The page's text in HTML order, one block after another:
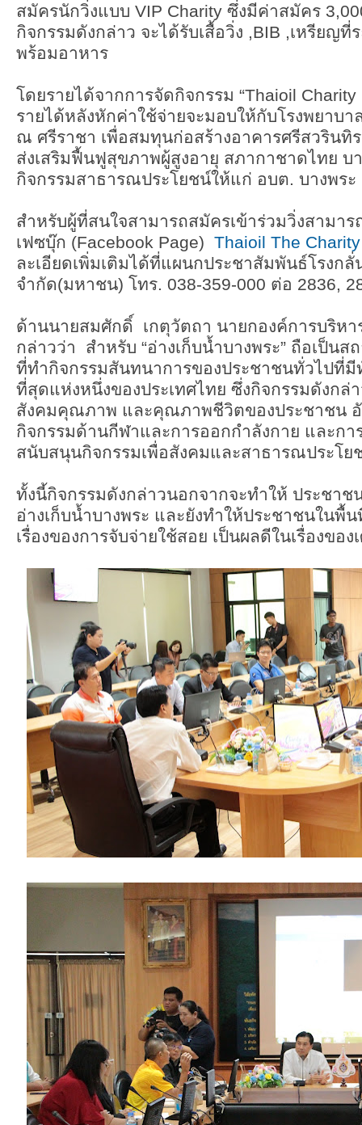
สมัครนักวิ่งแบบ VIP Charity ซึ่งมีค่าสมัคร
กิจกรรมดังกล่าว จะได้รับเสื้อวิ่ง ,BIB ,เหรียญ
พร้อมอาหาร
โดยรายได้จากการจัดกิจกรรม “Thaioil Charity
รายได้หลังหักค่าใช้จ่ายจะมอบให้กับโรงพยาบา
ณ ศรีราชา เพื่อสมทุนก่อสร้างอาคารศรีสวริน
ส่งเสริมฟื้นฟูสุขภาพผู้สูงอายุ สภากาชาดไทย บ
กิจกรรมสาธารณประโยชน์ให้แก่ อบต. บางพระ
สำหรับผู้ที่สนใจสามารถสมัครเข้าร่วมวิ่งสามา
เฟซบุ๊ก (Facebook Page) Thaioil The
ละเอียดเพิ่มเติมได้ที่แผนกประชาสัมพันธ์โรงก
จำกัด(มหาชน) โทร. 038-359-000 ต่อ 2836,
ด้านนายสมศักดิ์ เกตุวัตถา นายกองค์การบริห
กล่าวว่า สำหรับ “อ่างเก็บน้ำบางพระ” ถือเป็น
ที่ทำกิจกรรมสันทนาการของประชาชนทั่วไปที่
ที่สุดแห่งหนึ่งของประเทศไทย ซึ่งกิจกรรมดังกล่า
สังคมคุณภาพ และคุณภาพชีวิตของประชาชน
กิจกรรมด้านกีฬาและการออกกำลังกาย และกา
สนับสนุนกิจกรรมเพื่อสังคมและสาธารณประโย
ทั้งนี้กิจกรรมดังกล่าวนอกจากจะทำให้ ประชาช
อ่างเก็บน้ำบางพระ และยังทำให้ประชาชนในพื้
เรื่องของการจับจ่ายใช้สอย เป็นผลดีในเรื่องขอ